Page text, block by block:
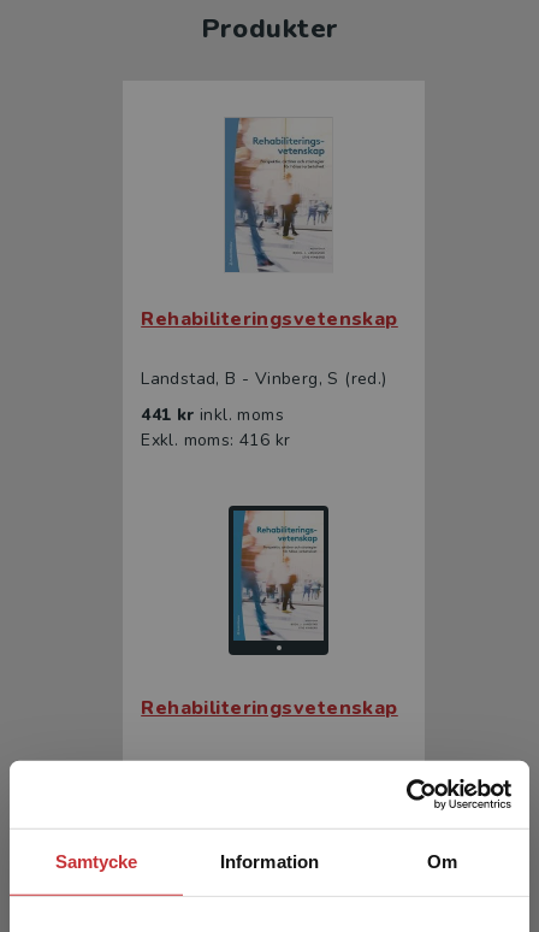
Samtycke Information Om
Produkter
Rehabiliteringsvetenskap
Landstad, B - Vinberg, S (red.)
441 kr inkl. moms
Exkl. moms: 416 kr
Rehabiliteringsvetenskap
Landstad, B - Vinberg, S (red.)
Exkl. moms: 260 kr